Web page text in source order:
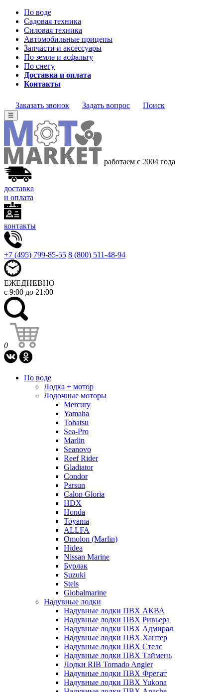
По воде
Садовая техника
Силовая техника
Автомобильные прицепы
Запчасти и аксессуары
По земле и асфальту
По снегу
Доставка и оплата
Контакты
Заказать звонок Задать вопрос Поиск
☰
работаем с 2004 года
доставка
и оплата
контакты
+7 (495) 799-85-55 8 (800) 511-48-94
ЕЖЕДНЕВНО
с 9:00 до 21:00
0
По воде
Лодка + мотор
Лодочные моторы
Mercury
Yamaha
Tohatsu
Sea-Pro
Marlin
Seanovo
Reef Rider
Gladiator
Condor
Parsun
Calon Gloria
HDX
Honda
Toyama
ALLFA
Omolon (Marlin)
Hidea
Nissan Marine
Бурлак
Suzuki
Stels
Globalmarine
Надувные лодки
Надувные лодки ПВХ АКВА
Надувные лодки ПВХ Ривьера
Надувные лодки ПВХ Адмирал
Надувные лодки ПВХ Хантер
Надувные лодки ПВХ Стелс
Надувные лодки ПВХ Таймень
Лодки RIB Tornado Angler
Надувные лодки ПВХ Фрегат
Надувные лодки ПВХ Yukona